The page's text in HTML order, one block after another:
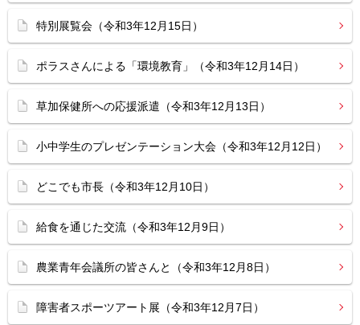
特別展覧会（令和3年12月15日）
ポラスさんによる「環境教育」（令和3年12月14日）
草加保健所への応援派遣（令和3年12月13日）
小中学生のプレゼンテーション大会（令和3年12月12日）
どこでも市長（令和3年12月10日）
給食を通じた交流（令和3年12月9日）
農業青年会議所の皆さんと（令和3年12月8日）
障害者スポーツアート展（令和3年12月7日）